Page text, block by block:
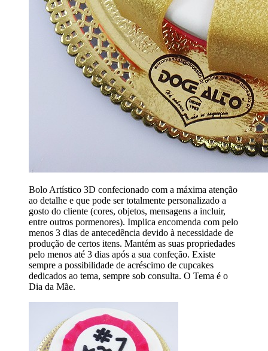
Bolo Artístico 3D confecionado com a máxima atenção
ao detalhe e que pode ser totalmente personalizado a
gosto do cliente (cores, objetos, mensagens a incluir,
entre outros pormenores). Implica encomenda com pelo
menos 3 dias de antecedência devido à necessidade de
produção de certos itens. Mantém as suas propriedades
pelo menos até 3 dias após a sua confeção. Existe
sempre a possibilidade de acréscimo de cupcakes
dedicados ao tema, sempre sob consulta. O Tema é o
Dia da Mãe.